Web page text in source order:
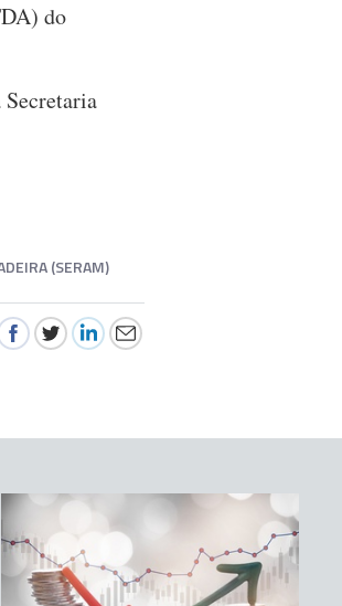
do
Secretaria
(SERAM)